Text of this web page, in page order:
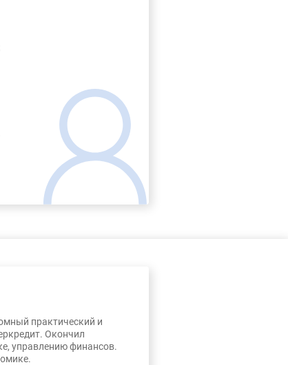
практический и
Окончил
управлению финансов.